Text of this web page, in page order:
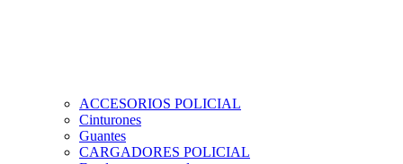
ACCESORIOS POLICIAL
Cinturones
Guantes
CARGADORES POLICIAL